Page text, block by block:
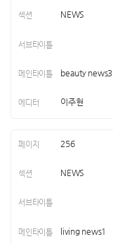
NEWS
beauty news3
이주현
256
NEWS
living news1